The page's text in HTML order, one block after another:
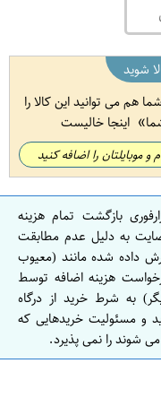
شوید
هم می توانید این کالا را
اینجا خالیست
و موبایلتان را اضافه کنید
بازگشت تمام هزینه
به دلیل عدم مطابقت
داده شده مانند (معیوب
هزینه اضافه توسط
به شرط خرید از درگاه
و مسئولیت خریدهایی که
شوند را نمی پذیرد.